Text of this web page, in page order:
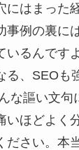
にはまった
事例の裏に
いるんです
る、SEOも
な謳い文句
いほどよく
ださい。本